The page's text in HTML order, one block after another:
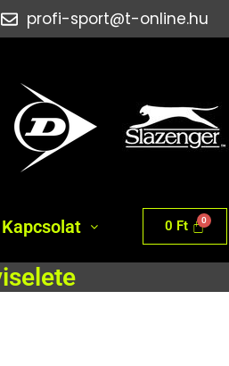
profi-sport@t-online.hu
Kapcsolat 0 Ft